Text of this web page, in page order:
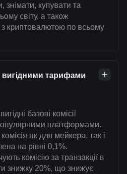
знімати, купувати та
світу, а також
з криптовалютою по всьому
вигідними тарифами
базові комісії
платформами.
як для мейкера, так і
на рівні 0,1%.
комісію за транзакції в
знижку 20%, що знижує